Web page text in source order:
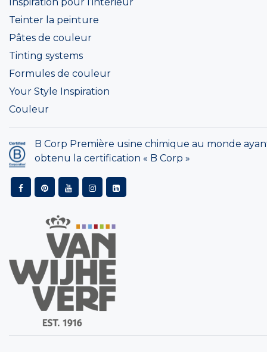
Teinter la peinture
Pâtes de couleur
Tinting systems
Formules de couleur
Your Style Inspiration
Couleur
B Corp Première usine chimique au monde
obtenu la certification « B Corp »